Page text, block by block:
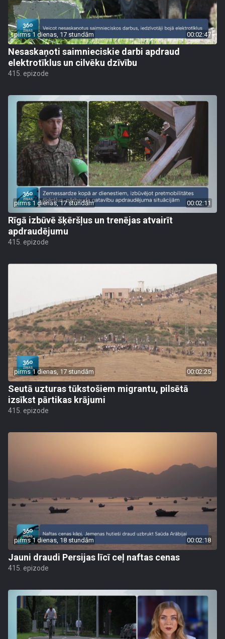
pirms 1 dienas, 17 stundām 00:02:47
Nesaskaņoti saimnieciskie darbi apdraud
elektrotīklus un cilvēku dzīvību
415. epizode
pirms 1 dienas, 17 stundām 00:02:11
Rīgā izbūvē šķēršļus un trenējas atvairīt
apdraudējumu
415. epizode
pirms 1 dienas, 17 stundām 00:02:25
Seutā uzturas tūkstošiem migrantu, pilsētā
izsīkst pārtikas krājumi
415. epizode
pirms 1 dienas, 18 stundām 00:02:18
Jauni draudi Persijas līcī ceļ naftas cenas
415. epizode